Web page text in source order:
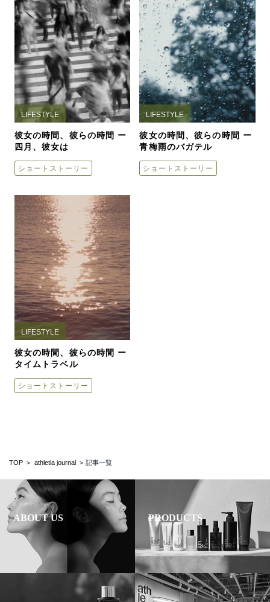
LIFESTYLE
彼女の時間、彼らの時間 ー
四月、彼女は
ショートストーリー
LIFESTYLE
彼女の時間、彼らの時間 ー
青梅雨のバガテル
ショートストーリー
LIFESTYLE
彼女の時間、彼らの時間 ー
タイムトラベル
ショートストーリー
TOP athletia journal 記事一覧
ABOUT US PRODUCTS